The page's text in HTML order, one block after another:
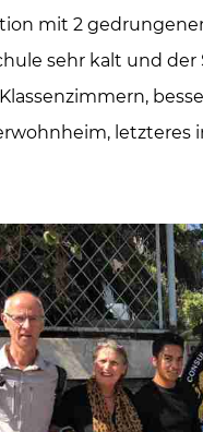
mit 2
sehr kalt und
letzteres